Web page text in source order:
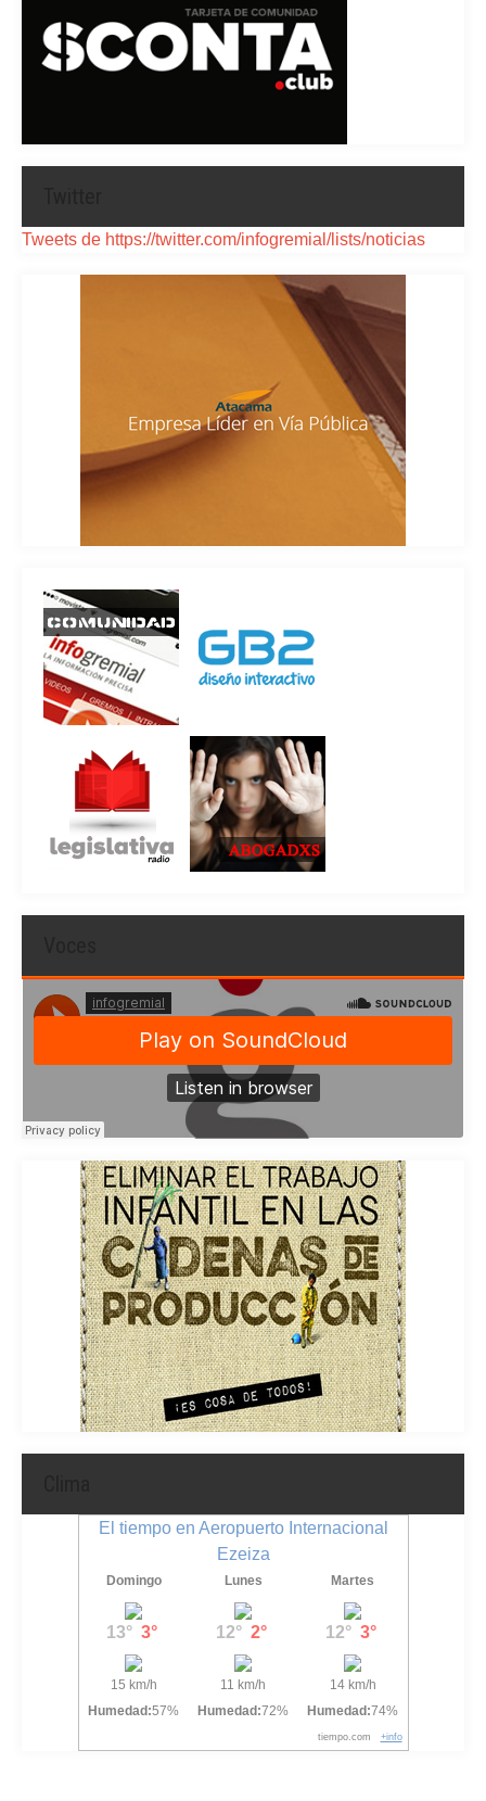
Tweets de https://twitter.com/infogremial/lists/noticias
El tiempo en Aeropuerto Internacional
Ezeiza
Domingo
13° 3°
15 km/h
Humedad:57%
Lunes
12° 2°
11 km/h
Humedad:72%
Martes
12° 3°
14 km/h
Humedad:74%
tiempo.com +info